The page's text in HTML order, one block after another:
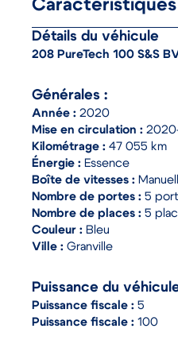
Détails du véhicule
208 PureTech 100 S&S
Générales :
Année :2020
Mise en circulation :
Kilométrage :47 055 km
Énergie :Essence
Boîte de vitesses :
Nombre de portes :5
Nombre de places :5
Couleur :Bleu
Ville :Granville
Puissance du
Puissance fiscale :5
Puissance fiscale : 100